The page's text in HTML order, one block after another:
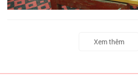
Xem thêm